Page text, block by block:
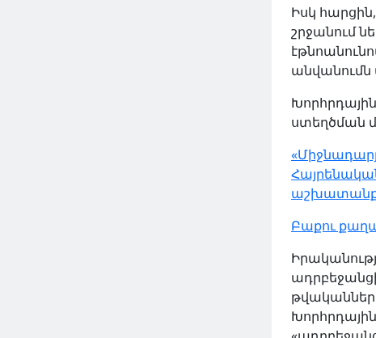
Իսկ
շրջանում
անվանումն
ստեղծման
Բաքու